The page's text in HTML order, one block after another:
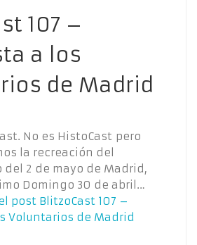
107 –
a los
de Madrid
No es HistoCast pero
la recreación del
2 de mayo de Madrid,
Domingo 30 de abril…
post BlitzoCast 107 –
Voluntarios de Madrid